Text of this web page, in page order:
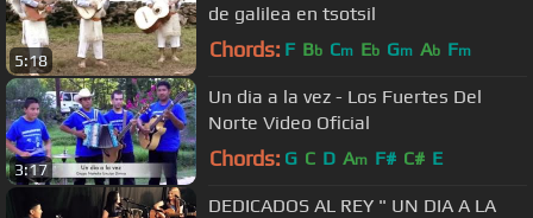
5:18
de galilea en tsotsil
Chords: F Bb Cm Eb Gm Ab Fm
3:17
Un dia a la vez - Los Fuertes Del
Norte Video Oficial
Chords: G C D Am F# C# E
DEDICADOS AL REY " UN DIA A LA